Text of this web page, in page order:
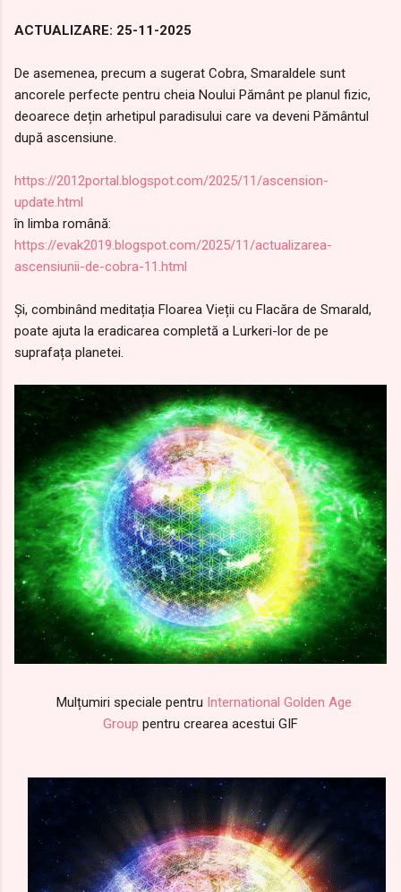
ACTUALIZARE: 25-11-2025
De asemenea, precum a sugerat Cobra, Smaraldele sunt
ancorele perfecte pentru cheia Noului Pământ pe planul fizic,
deoarece dețin arhetipul paradisului care va deveni Pământul
după ascensiune.
https://2012portal.blogspot.com/2025/11/ascension-
update.html
în limba română:
https://evak2019.blogspot.com/2025/11/actualizarea-
ascensiunii-de-cobra-11.html
Și, combinând meditația Floarea Vieții cu Flacăra de Smarald,
poate ajuta la eradicarea completă a Lurkeri-lor de pe
suprafața planetei.
Mulțumiri speciale pentru International Golden Age
Group pentru crearea acestui GIF